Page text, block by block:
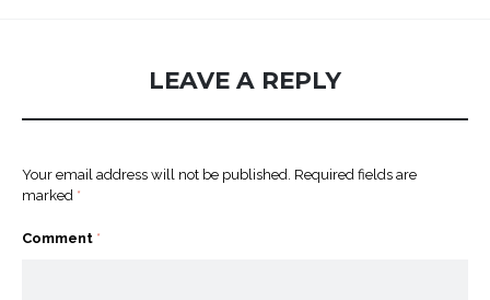
LEAVE A REPLY
Your email address will not be published. Required fields are
marked *
Comment *